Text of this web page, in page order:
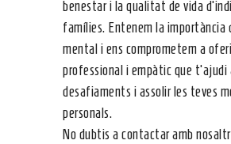
benestar i la qualitat de vida
famílies. Entenem la importància
mental i ens comprometem a
professional i empàtic que t’ajudi
desafiaments i assolir les teves
personals.
No dubtis a contactar amb